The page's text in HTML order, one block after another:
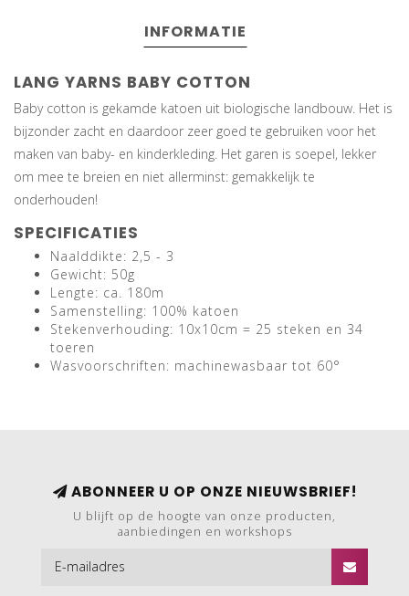
INFORMATIE
LANG YARNS BABY COTTON
Baby cotton is gekamde katoen uit biologische landbouw. Het is
bijzonder zacht en daardoor zeer goed te gebruiken voor het
maken van baby- en kinderkleding. Het garen is soepel, lekker
om mee te breien en niet allerminst: gemakkelijk te
onderhouden!
SPECIFICATIES
Naalddikte: 2,5 - 3
Gewicht: 50g
Lengte: ca. 180m
Samenstelling: 100% katoen
Stekenverhouding: 10x10cm = 25 steken en 34
toeren
Wasvoorschriften: machinewasbaar tot 60°
ABONNEER U OP ONZE NIEUWSBRIEF!
U blijft op de hoogte van onze producten,
aanbiedingen en workshops